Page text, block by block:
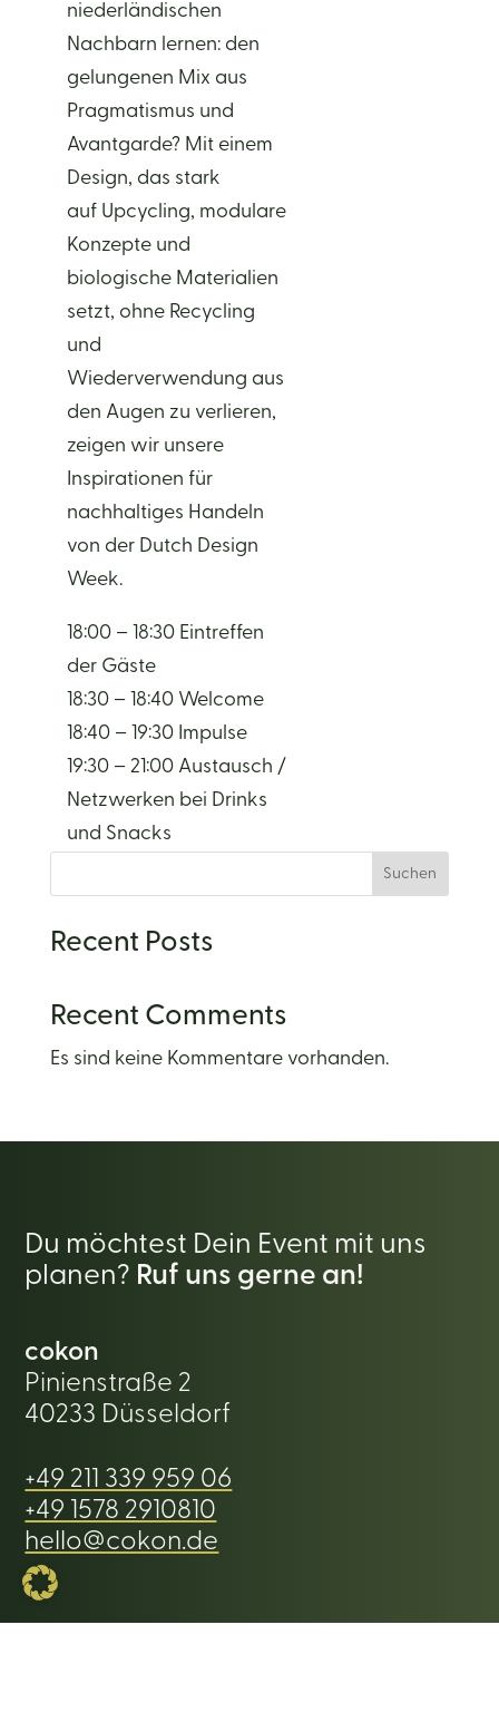
niederländischen
Nachbarn lernen: den
gelungenen Mix aus
Pragmatismus und
Avantgarde? Mit einem
Design, das stark
auf Upcycling, modulare
Konzepte und
biologische Materialien
setzt, ohne Recycling
und
Wiederverwendung aus
den Augen zu verlieren,
zeigen wir unsere
Inspirationen für
nachhaltiges Handeln
von der Dutch Design
Week.
18:00 – 18:30 Eintreffen
der Gäste
18:30 – 18:40 Welcome
18:40 – 19:30 Impulse
19:30 – 21:00 Austausch /
Netzwerken bei Drinks
und Snacks
Suchen
Recent Posts
Recent Comments
Es sind keine Kommentare vorhanden.
Du möchtest Dein Event mit uns
planen? Ruf uns gerne an!
cokon
Pinienstraße 2
40233 Düsseldorf
+49 211 339 959 06
+49 1578 2910810
hello@cokon.de